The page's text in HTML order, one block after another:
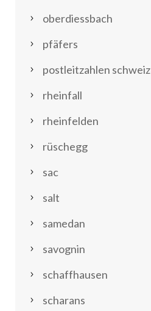
oberdiessbach
pfäfers
postleitzahlen schweiz
rheinfall
rheinfelden
rüschegg
sac
salt
samedan
savognin
schaffhausen
scharans